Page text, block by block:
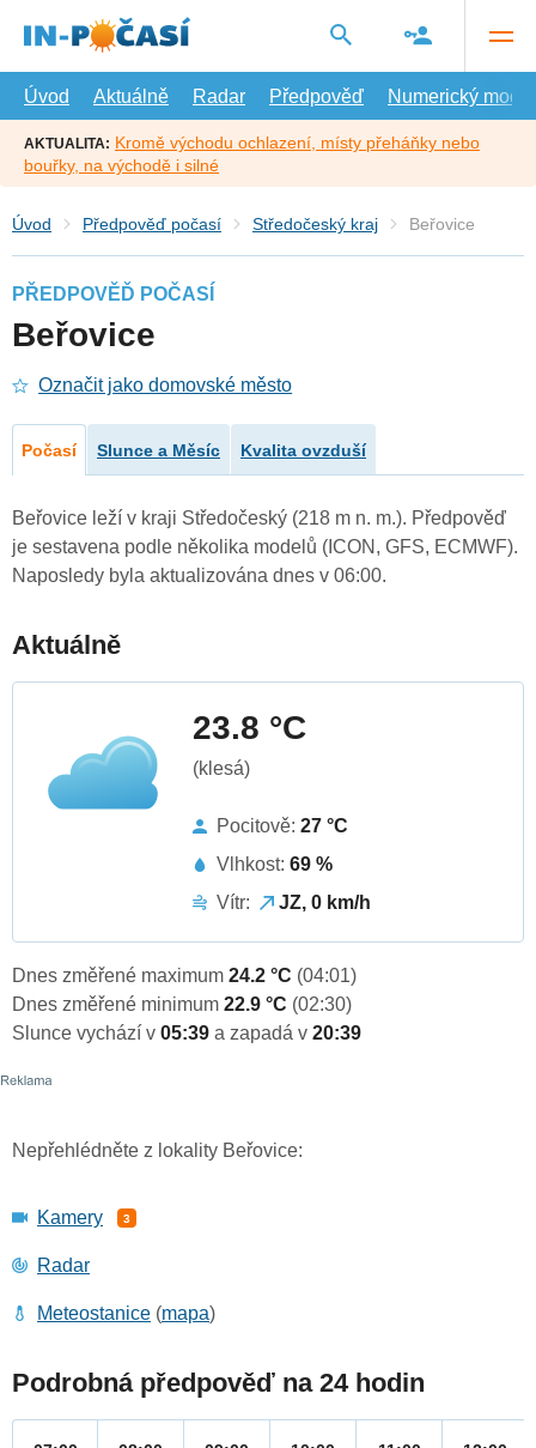
hlavní
Úvod
Aktuálně Radar Předpověď Numerický model
AKTUALITA: Kromě východu ochlazení, místy přeháňky nebo
bouřky, na východě i silné
Úvod Předpověď počasí Středočeský kraj Beřovice
PŘEDPOVĚĎ POČASÍ
Beřovice
Označit jako domovské město
Počasí Slunce a Měsíc Kvalita ovzduší
Beřovice leží v kraji Středočeský (218 m n. m.). Předpověď
je sestavena podle několika modelů (ICON, GFS, ECMWF).
Naposledy byla aktualizována dnes v 06:00.
Aktuálně
23.8 °C
(klesá)
Pocitově: 27 °C
Vlhkost: 69 %
Vítr:
JZ, 0 km/h
Dnes změřené maximum 24.2 °C (04:01)
Dnes změřené minimum 22.9 °C (02:30)
Slunce vychází v 05:39 a zapadá v 20:39
Nepřehlédněte z lokality Beřovice:
Kamery 3
Radar
Meteostanice (mapa)
Podrobná předpověď na 24 hodin